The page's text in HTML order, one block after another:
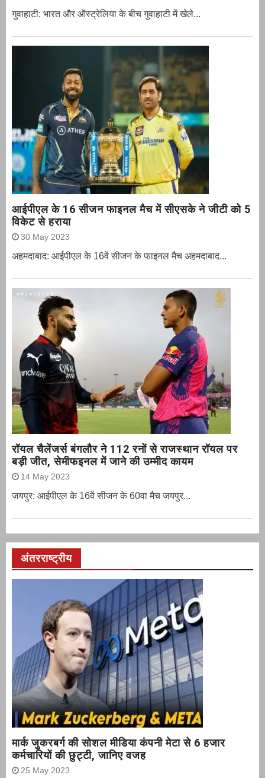
गुवाहाटी: भारत और ऑस्‍ट्रेलिया के बीच गुवाहाटी में खेले...
आईपीएल के 16 सीजन फाइनल मैच में सीएसके ने जीटी को 5
विकेट से हराया
30 May 2023
अहमदाबाद: आईपीएल के 16वें सीजन के फाइनल मैच अहमदाबाद...
रॉयल चैलेंजर्स बंगलौर ने 112 रनों से राजस्थान रॉयल पर
बड़ी जीत, सेमीफइनल में जाने की उम्मीद कायम
14 May 2023
जयपुर: आईपीएल के 16वें सीजन के 60वा मैच जयपुर...
अंतरराष्ट्रीय
मार्क जुकरबर्ग की सोशल मीडिया कंपनी मेटा से 6 हजार
कर्मचारियों की छुट्टी, जानिए वजह
25 May 2023